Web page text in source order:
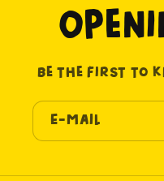
Be the first to
E-Mail